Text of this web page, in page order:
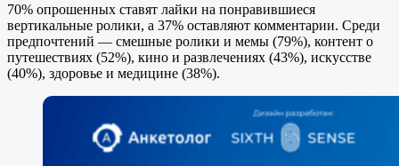
70% опрошенных ставят лайки на понравившиеся
вертикальные ролики, а 37% оставляют комментарии. Среди
предпочтений — смешные ролики и мемы (79%), контент о
путешествиях (52%), кино и развлечениях (43%), искусстве
(40%), здоровье и медицине (38%).